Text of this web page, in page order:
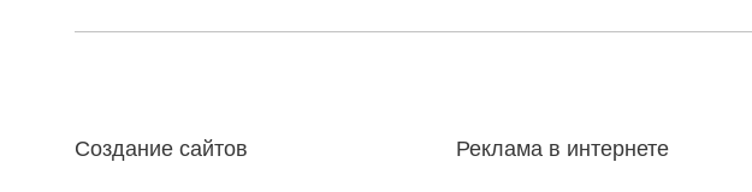
Создание сайтов Реклама в интернете